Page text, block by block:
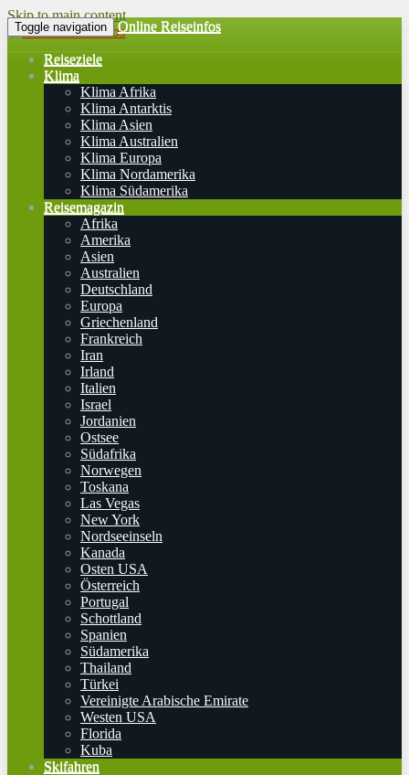
Skip to main content
Toggle navigation Online Reiseinfos
Reiseziele
Klima
Klima Afrika
Klima Antarktis
Klima Asien
Klima Australien
Klima Europa
Klima Nordamerika
Klima Südamerika
Reisemagazin
Afrika
Amerika
Asien
Australien
Deutschland
Europa
Griechenland
Frankreich
Iran
Irland
Italien
Israel
Jordanien
Ostsee
Südafrika
Norwegen
Toskana
Las Vegas
New York
Nordseeinseln
Kanada
Osten USA
Österreich
Portugal
Schottland
Spanien
Südamerika
Thailand
Türkei
Vereinigte Arabische Emirate
Westen USA
Florida
Kuba
Skifahren